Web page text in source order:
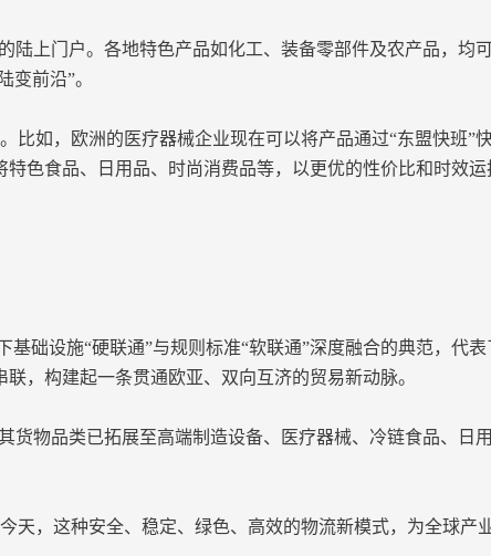
陆上门户。各地特色产品如化工、装备零部件及农产品，均
变前沿”。
比如，欧洲的医疗器械企业现在可以将产品通过“东盟快班”
色食品、日用品、时尚消费品等，以更优的性价比和时效
基础设施“硬联通”与规则标准“软联通”深度融合的典范，代
，构建起一条贯通欧亚、双向互济的贸易新动脉。
货物品类已拓展至高端制造设备、医疗器械、冷链食品、
天，这种安全、稳定、绿色、高效的物流新模式，为全球产